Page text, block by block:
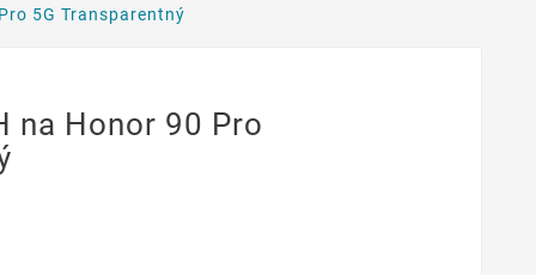
5G Transparentný
na Honor 90 Pro